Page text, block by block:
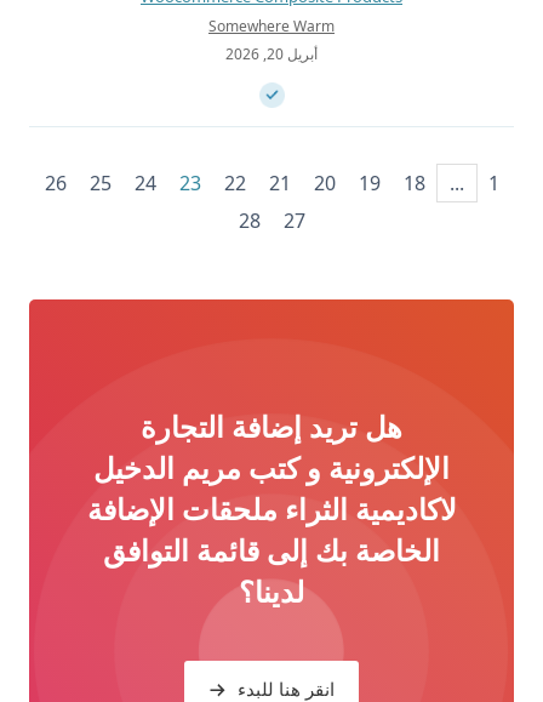
Somewhere Warm
أبريل 20, 2026
1
...
18
19
20
21
22
23
24
25
26
27
28
هل تريد إضافة التجارة
الإلكترونية و كتب مريم الدخيل
لاكاديمية الثراء ملحقات الإضافة
الخاصة بك إلى قائمة التوافق
لدينا؟
انقر هنا للبدء